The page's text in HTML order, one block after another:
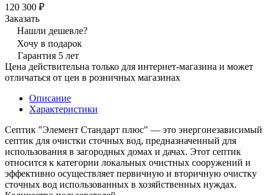
120 300 ₽
Заказать
Нашли дешевле?
Хочу в подарок
Гарантия 5 лет
Цена действительна только для интернет-магазина и может
отличаться от цен в розничных магазинах
Описание
Характеристики
Септик "Элемент Стандарт плюс" — это энергонезависимый
септик для очистки сточных вод, предназначенный для
использования в загородных домах и дачах. Этот септик
относится к категории локальных очистных сооружений и
эффективно осуществляет первичную и вторичную очистку
сточных вод использованных в хозяйственных нуждах.